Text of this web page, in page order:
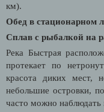
км).
Обед в стационарном
Сплав с рыбалкой на
Река Быстрая
протекает по
красота диких мест,
небольшие островки,
часто можно наблюдать